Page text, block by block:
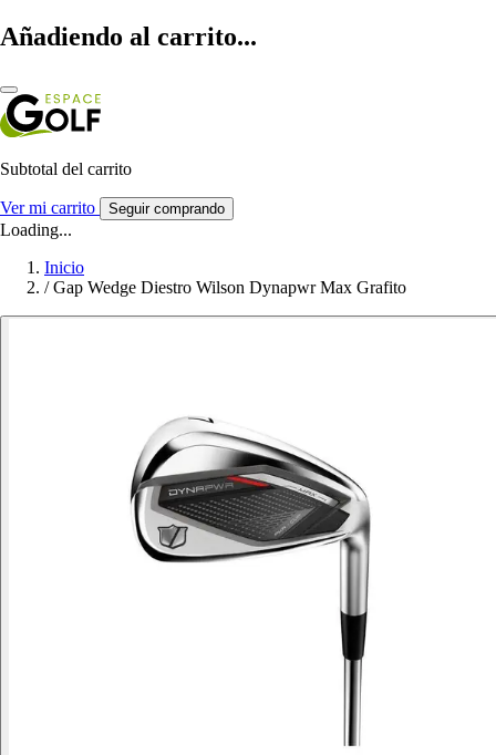
Añadiendo al carrito...
Subtotal del carrito
Ver mi carrito Seguir comprando
Loading...
Inicio
/ Gap Wedge Diestro Wilson Dynapwr Max Grafito